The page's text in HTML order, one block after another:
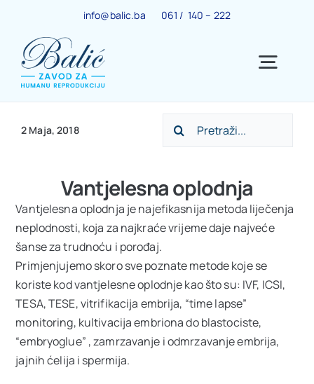
content
info@balic.ba 061 / 140 – 222
Ginekološki centar
IVF centar
Centar za menopauzu
Ostale usluge
2 Maja, 2018
Search
Vantjelesna oplodnja
Vantjelesna oplodnja je najefikasnija metoda liječenja
neplodnosti, koja za najkraće vrijeme daje najveće
šanse za trudnoću i porođaj.
Primjenjujemo skoro sve poznate metode koje se
koriste kod vantjelesne oplodnje kao što su: IVF, ICSI,
TESA, TESE, vitrifikacija embrija, “time lapse”
monitoring, kultivacija embriona do blastociste,
“embryoglue” , zamrzavanje i odmrzavanje embrija,
jajnih ćelija i spermija.